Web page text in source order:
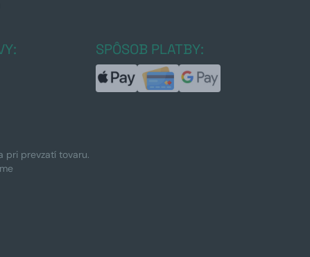
SPÔSOB PLATBY:
pri prevzatí tovaru.